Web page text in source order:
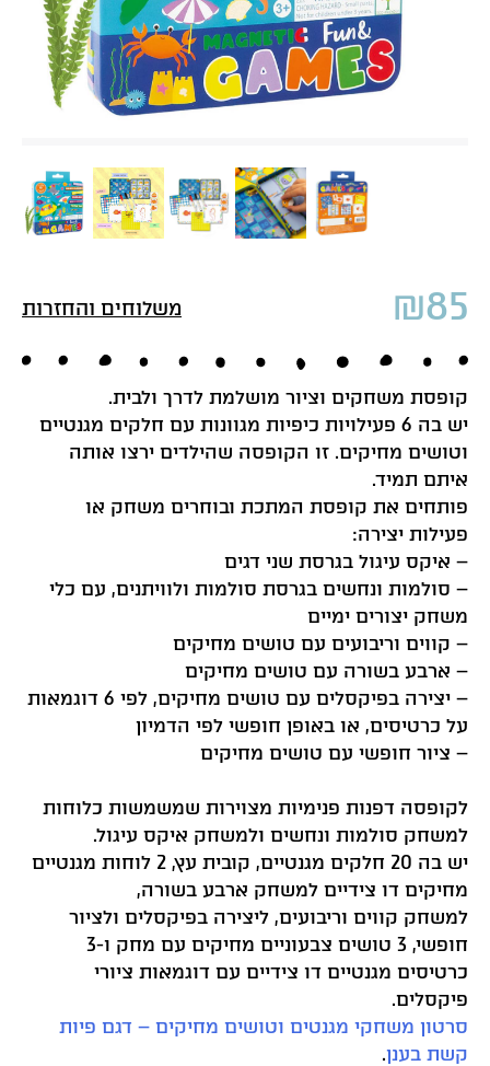
₪85 משלוחים והחזרות
קופסת משחקים וציור מושלמת לדרך ולבית.
יש בה 6 פעילויות כיפיות מגוונות עם חלקים מגנטיים
וטושים מחיקים. זו הקופסה שהילדים ירצו אותה
איתם תמיד.
פותחים את קופסת המתכת ובוחרים משחק או
פעילות יצירה:
– איקס עיגול בגרסת שני דגים
– סולמות ונחשים בגרסת סולמות ולוויתנים, עם כלי
משחק יצורים ימיים
– קווים וריבועים עם טושים מחיקים
– ארבע בשורה עם טושים מחיקים
– יצירה בפיקסלים עם טושים מחיקים, לפי 6 דוגמאות
על כרטיסים, או באופן חופשי לפי הדמיון
– ציור חופשי עם טושים מחיקים
לקופסה דפנות פנימיות מצוירות שמשמשות כלוחות
למשחק סולמות ונחשים ולמשחק איקס עיגול.
יש בה 20 חלקים מגנטיים, קובית עץ, 2 לוחות מגנטיים
מחיקים דו צידיים למשחק ארבע בשורה,
למשחק קווים וריבועים, ליצירה בפיקסלים ולציור
חופשי, 3 טושים צבעוניים מחיקים עם מחק ו-3
כרטיסים מגנטיים דו צידיים עם דוגמאות ציורי
פיקסלים.
סרטון משחקי מגנטים וטושים מחיקים – דגם פיות
קשת בענן.